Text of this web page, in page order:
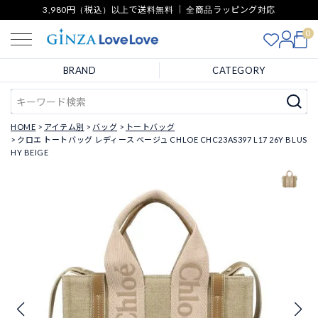
3,980円（税込）以上で送料無料 ｜ 全商品ラッピング対応
0
BRAND CATEGORY
HOME アイテム別 バッグ
トートバッグ
クロエ トートバッグ レディース ベージュ CHLOE CHC23AS397 L17 26Y BLUS
HY BEIGE